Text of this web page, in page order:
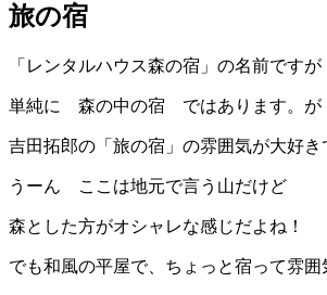
旅の宿
「レンタルハウス森の宿」の名前ですが
単純に 森の中の宿 ではあります。が
吉田拓郎の「旅の宿」の雰囲気が大好き
うーん ここは地元で言う山だけど
森とした方がオシャレな感じだよね！
でも和風の平屋で、ちょっと宿って雰囲